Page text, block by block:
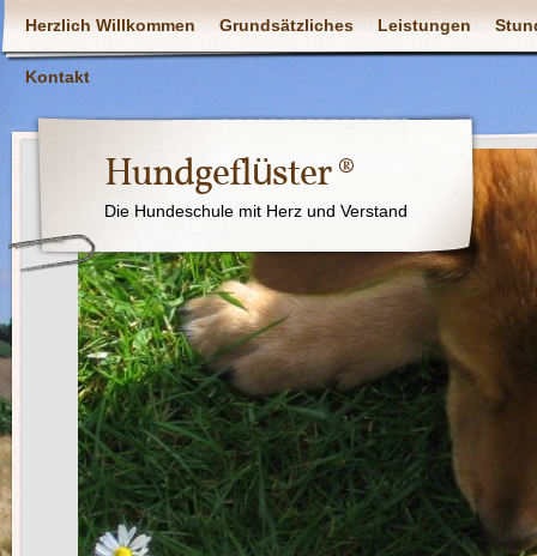
Herzlich Willkommen Grundsätzliches Leistungen
Kontakt
Hundgeflüster ®
Die Hundeschule mit Herz und Verstand